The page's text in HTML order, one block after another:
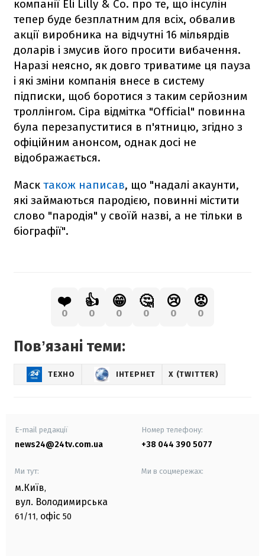
компанії Eli Lilly & Co. про те, що інсулін
тепер буде безплатним для всіх, обвалив
акції виробника на відчутні 16 мільярдів
доларів і змусив його просити вибачення.
Наразі неясно, як довго триватиме ця пауза
і які зміни компанія внесе в систему
підписки, щоб боротися з таким серйозним
троллінгом. Сіра відмітка "Official" повинна
була перезапуститися в п'ятницю, згідно з
офіційним анонсом, однак досі не
відображається.
Маск також написав, що "надалі акаунти,
які займаються пародією, повинні містити
слово "пародія" у своїй назві, а не тільки в
біографії".
❤️
0
👍
0
😁
0
🤔
0
😢
0
😡
0
Повʼязані теми:
ТЕХНО ІНТЕРНЕТ X (TWITTER)
E-mail редакції
news24@24tv.com.ua
Номер телефону:
+38 044 390 5077
Ми тут:
м.Київ,
вул. Володимирська
61/11, офіс 50
Ми в соцмережах: